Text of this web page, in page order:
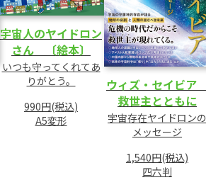
宇宙人のヤイドロン
さん 〔絵本〕
いつも守ってくれてあ
りがとう。
990円(税込)
A5変形
ウィズ・セイビア
救世主とともに
宇宙存在ヤイドロンの
メッセージ
1,540円(税込)
四六判